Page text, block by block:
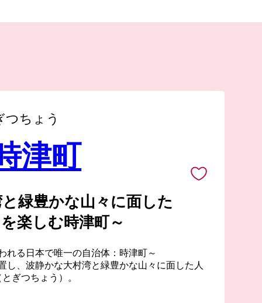
ちょう
津町
緑豊かな山々に面した
しむ時津町～
れる日本で唯一の自治体：時津町～
し、波静かな大村湾と緑豊かな山々に面した人
ぎつちょう）。